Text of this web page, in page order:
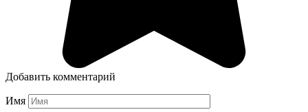
Добавить комментарий
Имя